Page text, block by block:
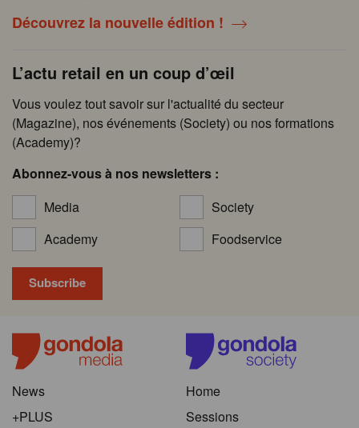
Découvrez la nouvelle édition !
L’actu retail en un coup d’œil
Vous voulez tout savoir sur l'actualité du secteur
(Magazine), nos événements (Society) ou nos formations
(Academy)?
Abonnez-vous à nos newsletters :
Media
Society
Academy
Foodservice
News
+PLUS
Home
Sessions